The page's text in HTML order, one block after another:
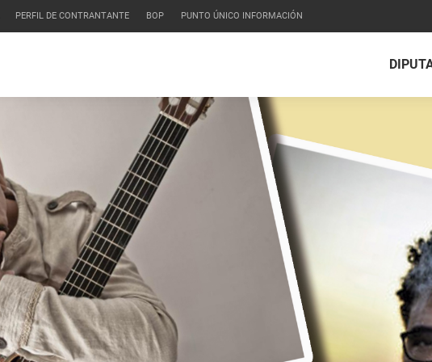
PERFIL DE CONTRANTANTE BOP PUNTO ÚNICO INFORMACIÓN